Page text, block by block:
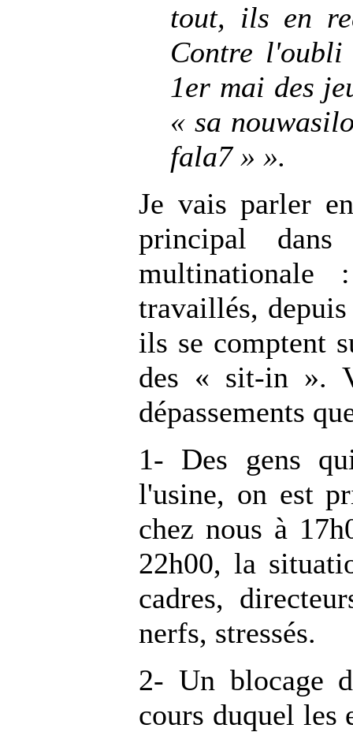
tout, ils en
Contre l'oubli
1er mai des
« sa
fala7 » ».
Je vais parler
principal
travaillés,
ils se comptent
des « sit-in ».
dépassements
1- Des gens
l'usine, on est
chez nous à
22h00, la
cadres,
nerfs, stressés.
2- Un blocage
cours duquel les